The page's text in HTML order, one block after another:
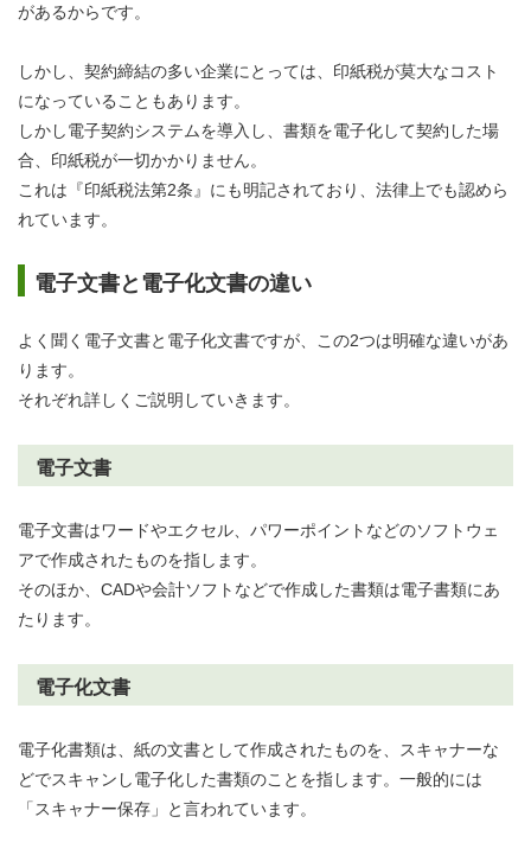
があるからです。
しかし、契約締結の多い企業にとっては、印紙税が莫大なコスト
になっていることもあります。
しかし電子契約システムを導入し、書類を電子化して契約した場
合、印紙税が一切かかりません。
これは『印紙税法第2条』にも明記されており、法律上でも認めら
れています。
電子文書と電子化文書の違い
よく聞く電子文書と電子化文書ですが、この2つは明確な違いがあ
ります。
それぞれ詳しくご説明していきます。
電子文書
電子文書はワードやエクセル、パワーポイントなどのソフトウェ
アで作成されたものを指します。
そのほか、CADや会計ソフトなどで作成した書類は電子書類にあ
たります。
電子化文書
電子化書類は、紙の文書として作成されたものを、スキャナーな
どでスキャンし電子化した書類のことを指します。一般的には
「スキャナー保存」と言われています。